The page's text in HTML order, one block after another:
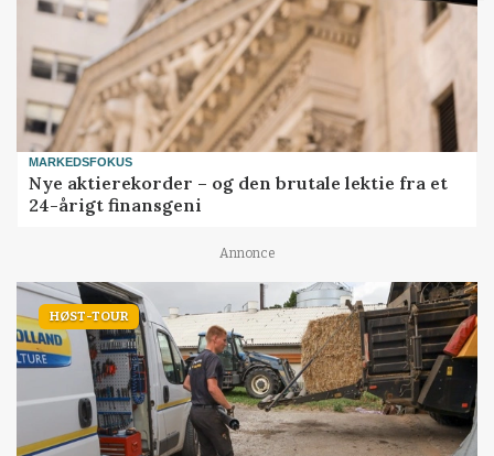
MARKEDSFOKUS
Nye aktierekorder – og den brutale lektie fra et
24-årigt finansgeni
Annonce
HØST-TOUR